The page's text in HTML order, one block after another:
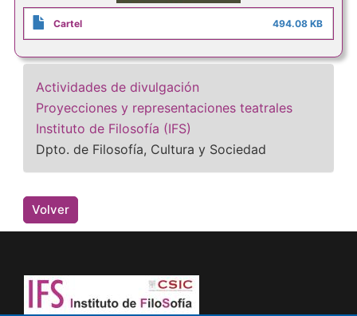
Cartel 494.08 KB
Actividades de divulgación
Proyecciones y representaciones teatrales
Instituto de Filosofía (IFS)
Dpto. de Filosofía, Cultura y Sociedad
Volver